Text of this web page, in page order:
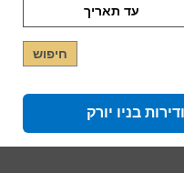
בניו יורק